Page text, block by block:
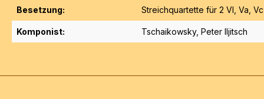
Besetzung: Streichquartette für 2 Vl, Va,
Komponist: Tschaikowsky, Peter Iljitsch